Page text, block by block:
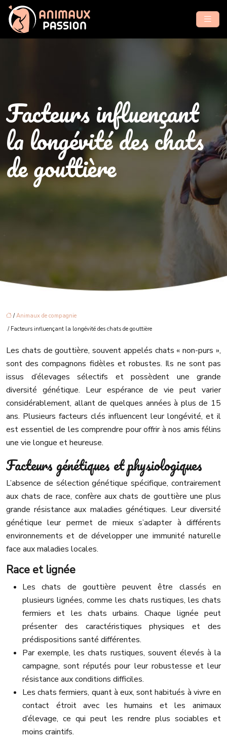
Facteurs influençant
la longévité des chats
de gouttière
/Animaux de compagnie
/ Facteurs influençant la longévité des chats de gouttière
Les chats de gouttière, souvent appelés chats « non-purs »,
sont des compagnons fidèles et robustes. Ils ne sont pas
issus d’élevages sélectifs et possèdent une grande
diversité génétique. Leur espérance de vie peut varier
considérablement, allant de quelques années à plus de 15
ans. Plusieurs facteurs clés influencent leur longévité, et il
est essentiel de les comprendre pour offrir à nos amis félins
une vie longue et heureuse.
Facteurs génétiques et physiologiques
L’absence de sélection génétique spécifique, contrairement
aux chats de race, confère aux chats de gouttière une plus
grande résistance aux maladies génétiques. Leur diversité
génétique leur permet de mieux s’adapter à différents
environnements et de développer une immunité naturelle
face aux maladies locales.
Race et lignée
Les chats de gouttière peuvent être classés en
plusieurs lignées, comme les chats rustiques, les chats
fermiers et les chats urbains. Chaque lignée peut
présenter des caractéristiques physiques et des
prédispositions santé différentes.
Par exemple, les chats rustiques, souvent élevés à la
campagne, sont réputés pour leur robustesse et leur
résistance aux conditions difficiles.
Les chats fermiers, quant à eux, sont habitués à vivre en
contact étroit avec les humains et les animaux
d’élevage, ce qui peut les rendre plus sociables et
moins craintifs.